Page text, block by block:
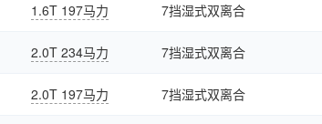
1.6T 197马力 7挡湿式双离合
2.0T 234马力 7挡湿式双离合
2.0T 197马力 7挡湿式双离合